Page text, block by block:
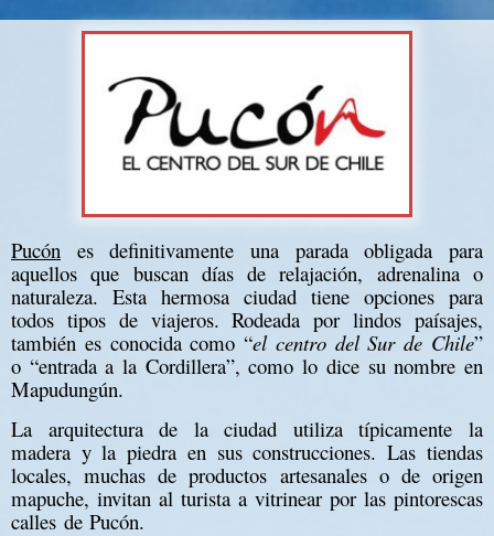
Pucón es definitivamente una parada obligada para
aquellos que buscan días de relajación, adrenalina o
naturaleza. Esta hermosa ciudad tiene opciones para
todos tipos de viajeros. Rodeada por lindos paísajes,
también es conocida como “el centro del Sur de Chile”
o “entrada a la Cordillera”, como lo dice su nombre en
Mapudungún.
La arquitectura de la ciudad utiliza típicamente la
madera y la piedra en sus construcciones. Las tiendas
locales, muchas de productos artesanales o de origen
mapuche, invitan al turista a vitrinear por las pintorescas
calles de Pucón.